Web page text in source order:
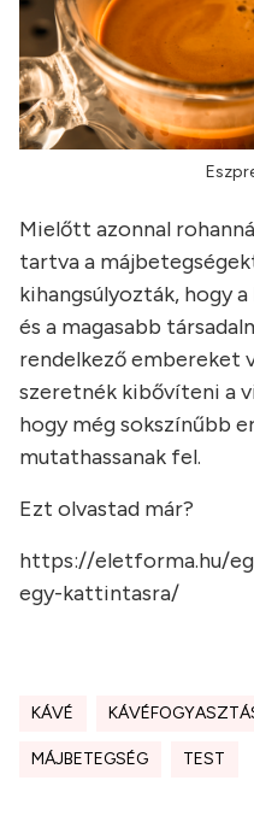
Mielőtt azonnal
tartva a
kihangsúlyozták, hogy
és a magasabb
rendelkező embereket
szeretnék kibővíteni a
hogy még sokszínűbb
mutathassanak fel.
Ezt olvastad már?
https://eletforma.hu/
egy-kattintasra/
KÁVÉ
MÁJBETEGSÉG TEST